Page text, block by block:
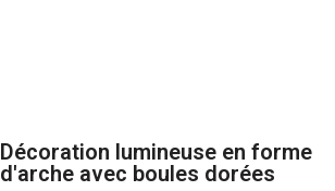
Décoration lumineuse en forme
d'arche avec boules dorées